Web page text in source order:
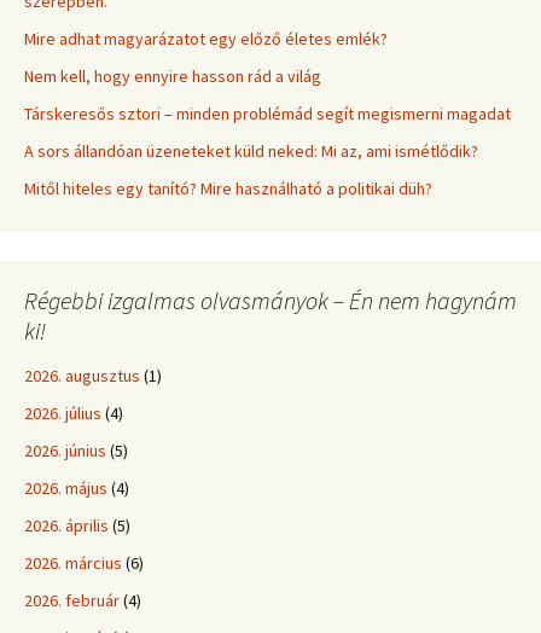
Mire adhat magyarázatot egy előző életes emlék?
Nem kell, hogy ennyire hasson rád a világ
Társkeresős sztori – minden problémád segít megismerni magadat
A sors állandóan üzeneteket küld neked: Mi az, ami ismétlődik?
Mitől hiteles egy tanító? Mire használható a politikai düh?
Régebbi izgalmas olvasmányok – Én nem hagynám
ki!
2026. augusztus (1)
2026. július (4)
2026. június (5)
2026. május (4)
2026. április (5)
2026. március (6)
2026. február(4)